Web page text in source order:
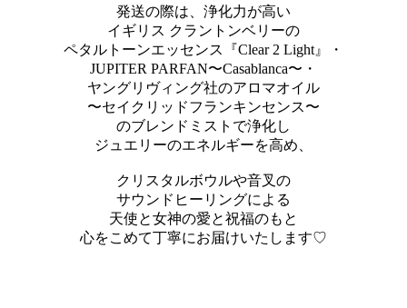
発送の際は、浄化力が高い
イギリス クラントンベリーの
ペタルトーンエッセンス『Clear 2 Light』・
JUPITER PARFAN〜Casablanca〜・
ヤングリヴィング社のアロマオイル
〜セイクリッドフランキンセンス〜
のブレンドミストで浄化し
ジュエリーのエネルギーを高め、
クリスタルボウルや音叉の
サウンドヒーリングによる
天使と女神の愛と祝福のもと
心をこめて丁寧にお届けいたします♡